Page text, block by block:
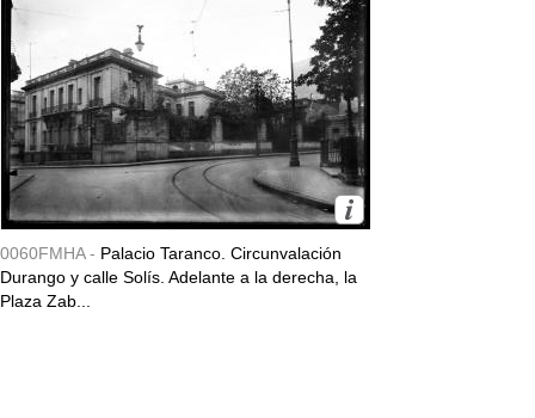
0060FMHA - Palacio Taranco. Circunvalación
Durango y calle Solís. Adelante a la derecha, la
Plaza Zab...